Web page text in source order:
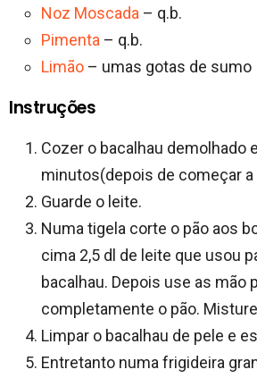
Noz Moscada – q.b.
Pimenta – q.b.
Limão – umas gotas de sumo
Instruções
Cozer o bacalhau demolhado
minutos(depois de começar a
Guarde o leite.
Numa tigela corte o pão aos
cima 2,5 dl de leite que usou
bacalhau. Depois use as mão
completamente o pão.
Limpar o bacalhau de pele e
Entretanto numa frigideira